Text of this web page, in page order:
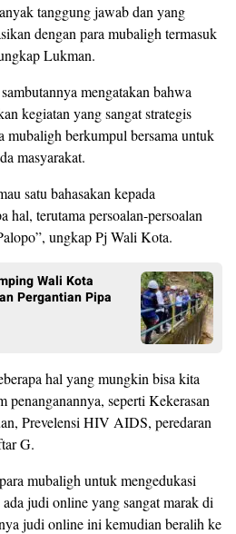
tanggung jawab dan yang
dengan para mubaligh termasuk
Lukman.
mengatakan bahwa
kegiatan yang sangat strategis
mubaligh berkumpul bersama untuk
masyarakat.
satu bahasakan kepada
hal, terutama persoalan-persoalan
ungkap Pj Wali Kota.
Wali Kota
Pergantian Pipa
hal yang mungkin bisa kita
penanganannya, seperti Kekerasan
Prevelensi HIV AIDS, peredaran
G.
mubaligh untuk mengedukasi
judi online yang sangat marak di
judi online ini kemudian beralih ke